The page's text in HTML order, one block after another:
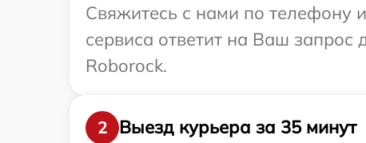
Свяжитесь с нами по телефону
сервиса ответит на Ваш запрос
Roborock.
2
Выезд курьера за 35 минут